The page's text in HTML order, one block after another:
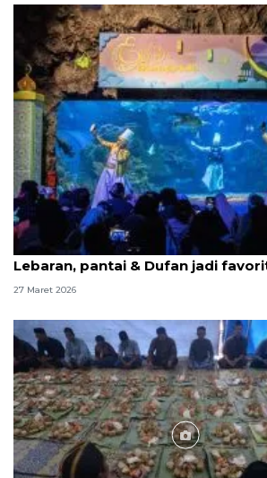
Ancol catat 266.668 kunjungan
Lebaran, pantai & Dufan jadi
27 Maret 2026